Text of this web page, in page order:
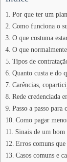
Por que ter um
Como funciona o
O que costuma
O que
Tipos de
Quanto custa e do
Carências,
Rede credenciada
Passo a passo para
Como pagar
Sinais de um
Erros comuns
Casos comuns e